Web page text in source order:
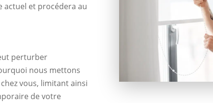
actuel et procédera au
perturber
nous mettons
vous, limitant ainsi
de votre